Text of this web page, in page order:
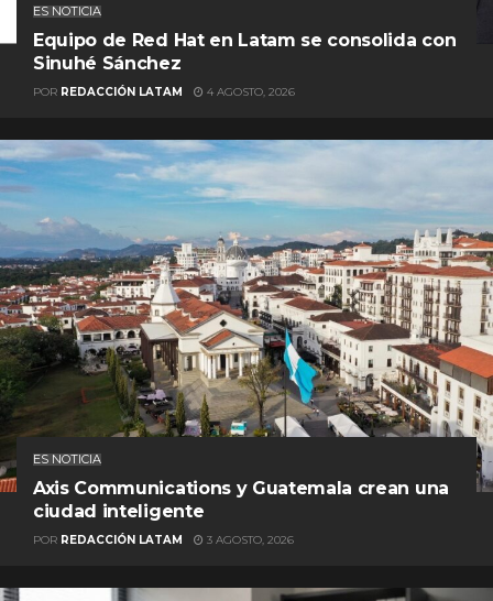
ES NOTICIA
Equipo de Red Hat en Latam se consolida con
Sinuhé Sánchez
POR REDACCIÓN LATAM 4 AGOSTO, 2026
ES NOTICIA
Axis Communications y Guatemala crean una
ciudad inteligente
POR REDACCIÓN LATAM 3 AGOSTO, 2026